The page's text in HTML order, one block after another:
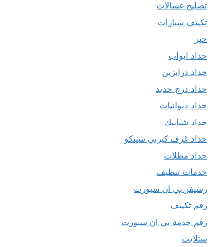
تصليح غسالات
تكييف سيارات
حبر
حداد ابواب
حداد درابزين
حداد درج حديد
حداد ديوانيات
حداد شبابيك
حداد غرف كيربي شينكو
حداد مظلات
خدمات تنظيف
رسيفر بي ان سبورت
رقم تكييف
رقم خدمة بي ان سبورت
ستلايت